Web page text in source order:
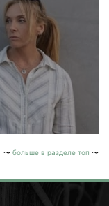
больше в разделе топ